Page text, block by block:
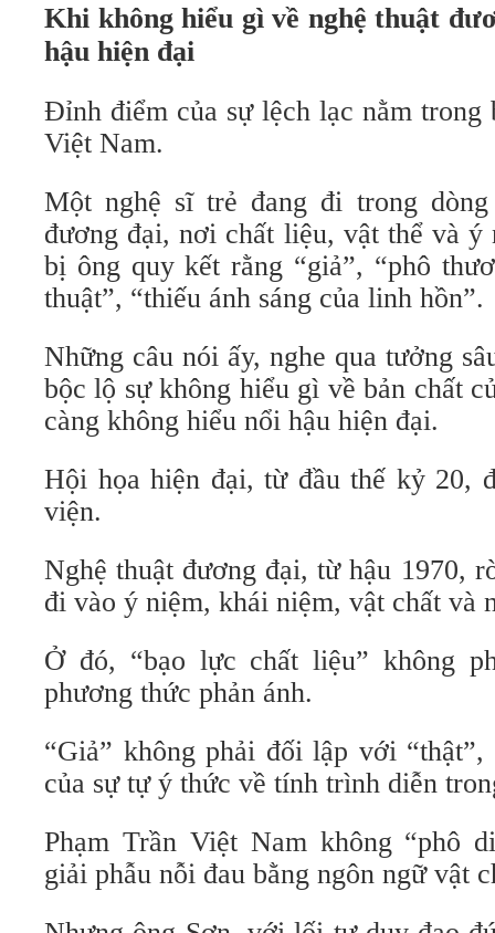
Khi không hiểu gì về nghệ thuật
hậu hiện đại
Đỉnh điểm của sự lệch lạc nằm trong
Việt Nam.
Một nghệ sĩ trẻ đang đi trong
đương đại, nơi chất liệu, vật thể và
bị ông quy kết rằng “giả”, “phô
thuật”, “thiếu ánh sáng của linh hồn”.
Những câu nói ấy, nghe qua tưởng
bộc lộ sự không hiểu gì về bản chất
càng không hiểu nổi hậu hiện đại.
Hội họa hiện đại, từ đầu thế kỷ 20,
viện.
Nghệ thuật đương đại, từ hậu 1970,
đi vào ý niệm, khái niệm, vật chất và
Ở đó, “bạo lực chất liệu” không
phương thức phản ánh.
“Giả” không phải đối lập với
của sự tự ý thức về tính trình diễn
Phạm Trần Việt Nam không “phô
giải phẫu nỗi đau bằng ngôn ngữ vật